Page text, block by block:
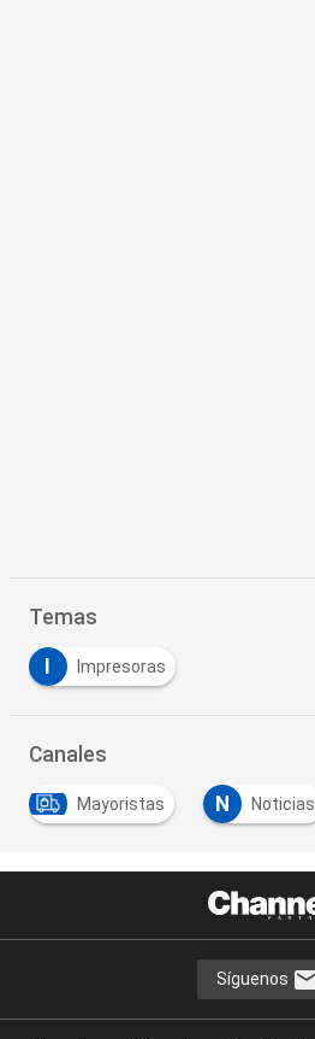
Temas
Impresoras
Canales
Mayoristas N Noticias
Síguenos